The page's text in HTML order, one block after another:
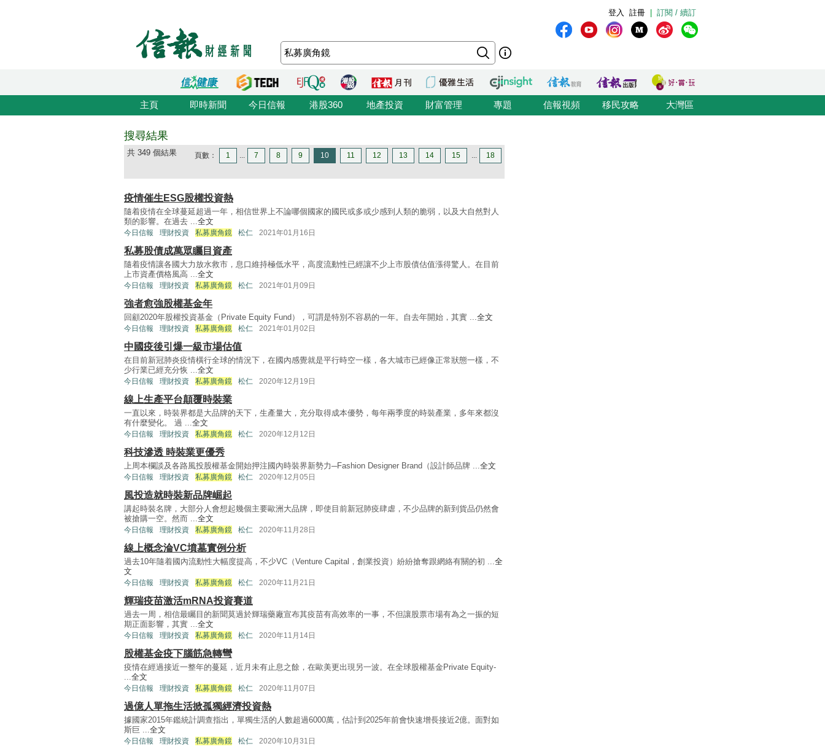
訂閱 / 續訂
註冊
登入
主頁 即時新聞 今日信報 港股360 地產投資 財富管理 專題 信報視頻 移民攻略 大灣區
搜尋結果
共 349 個結果 頁數： 1 ... 7 8 9 10 11 12 13 14 15 ... 18
疫情催生ESG股權投資熱
隨着疫情在全球蔓延超過一年，相信世界上不論哪個國家的國民或多或少感到人類的脆弱，以及大自然對人
類的影響。在過去 ...全文
今日信報 理財投資 私募廣角鏡 松仁 2021年01月16日
私募股債成萬眾矚目資產
隨着疫情讓各國大力放水救市，息口維持極低水平，高度流動性已經讓不少上市股債估值漲得驚人。在目前
上市資產價格風高 ...全文
今日信報 理財投資 私募廣角鏡 松仁 2021年01月09日
強者愈強股權基金年
回顧2020年股權投資基金（Private Equity Fund），可謂是特別不容易的一年。自去年開始，其實 ...全文
今日信報 理財投資 私募廣角鏡 松仁 2021年01月02日
中國疫後引爆一級市場估值
在目前新冠肺炎疫情橫行全球的情況下，在國內感覺就是平行時空一樣，各大城市已經像正常狀態一樣，不
少行業已經充分恢 ...全文
今日信報 理財投資 私募廣角鏡 松仁 2020年12月19日
線上生產平台顛覆時裝業
一直以來，時裝界都是大品牌的天下，生產量大，充分取得成本優勢，每年兩季度的時裝產業，多年來都沒
有什麼變化。 過 ...全文
今日信報 理財投資 私募廣角鏡 松仁 2020年12月12日
科技滲透 時裝業更優秀
上周本欄談及各路風投股權基金開始押注國內時裝界新勢力─Fashion Designer Brand（設計師品牌 ...全文
今日信報 理財投資 私募廣角鏡 松仁 2020年12月05日
風投造就時裝新品牌崛起
講起時裝名牌，大部分人會想起幾個主要歐洲大品牌，即使目前新冠肺疫肆虐，不少品牌的新到貨品仍然會
被搶購一空。然而 ...全文
今日信報 理財投資 私募廣角鏡 松仁 2020年11月28日
線上概念淪VC墳墓實例分析
過去10年隨着國內流動性大幅度提高，不少VC（Venture Capital，創業投資）紛紛搶奪跟網絡有關的初 ...全
文
今日信報 理財投資 私募廣角鏡 松仁 2020年11月21日
輝瑞疫苗激活mRNA投資賽道
過去一周，相信最矚目的新聞莫過於輝瑞藥廠宣布其疫苗有高效率的一事，不但讓股票市場有為之一振的短
期正面影響，其實 ...全文
今日信報 理財投資 私募廣角鏡 松仁 2020年11月14日
股權基金疫下腦筋急轉彎
疫情在經過接近一整年的蔓延，近月未有止息之餘，在歐美更出現另一波。在全球股權基金Private Equity-
...全文
今日信報 理財投資 私募廣角鏡 松仁 2020年11月07日
過億人單拖生活掀孤獨經濟投資熱
據國家2015年鑑統計調查指出，單獨生活的人數超過6000萬，估計到2025年前會快速增長接近2億。面對如
斯巨 ...全文
今日信報 理財投資 私募廣角鏡 松仁 2020年10月31日